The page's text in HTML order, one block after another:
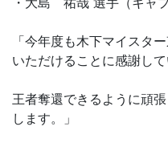
「今年度も木下マイスタ
いただけることに感謝して
王者奪還できるように頑
します。」